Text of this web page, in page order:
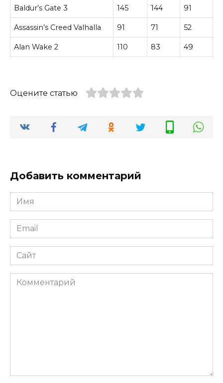
Baldur’s Gate 3 145 144 91
Assassin’s Creed Valhalla 91 71 52
Alan Wake 2 110 83 49
Оцените статью
Добавить комментарий
Имя
Email
Сайт
Комментарий